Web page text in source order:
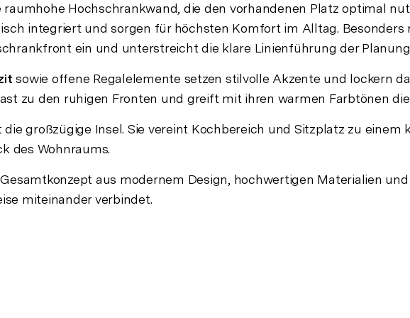
raumhohe Hochschrankwand, die den vorhandenen Platz optimal
integriert und sorgen für höchsten Komfort im Alltag.
ein und unterstreicht die klare Linienführung der
sowie offene Regalelemente setzen stilvolle Akzente und lockern
zu den ruhigen Fronten und greift mit ihren warmen Farbtönen
großzügige Insel. Sie vereint Kochbereich und Sitzplatz zu
des Wohnraums.
aus modernem Design, hochwertigen Materialien
miteinander verbindet.